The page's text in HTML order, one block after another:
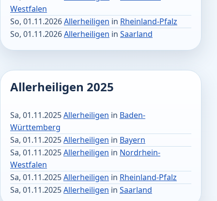
Westfalen
So, 01.11.2026Allerheiligen in Rheinland-Pfalz
So, 01.11.2026Allerheiligen in Saarland
Allerheiligen 2025
Sa, 01.11.2025Allerheiligen in Baden-
Württemberg
Sa, 01.11.2025Allerheiligen in Bayern
Sa, 01.11.2025Allerheiligen in Nordrhein-
Westfalen
Sa, 01.11.2025Allerheiligen in Rheinland-Pfalz
Sa, 01.11.2025Allerheiligen in Saarland